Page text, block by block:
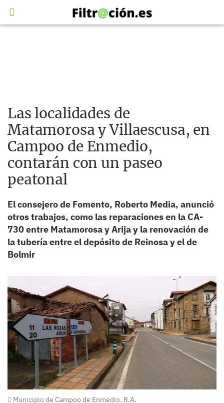
Las localidades de
Matamorosa y Villaescusa, en
Campoo de Enmedio,
contarán con un paseo
peatonal
El consejero de Fomento, Roberto Media, anunció
otros trabajos, como las reparaciones en la CA-
730 entre Matamorosa y Arija y la renovación de
la tubería entre el depósito de Reinosa y el de
Bolmir
Municipio de Campoo de Enmedio. R.A.